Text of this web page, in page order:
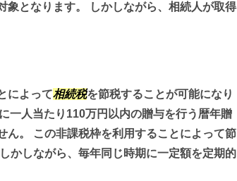
象となります。 しかしながら、相続人が取得
によって相続税を節税することが可能になり
一人当たり110万円以内の贈与を行う暦年贈
ん。 この非課税枠を利用することによって節
かしながら、毎年同じ時期に一定額を定期的